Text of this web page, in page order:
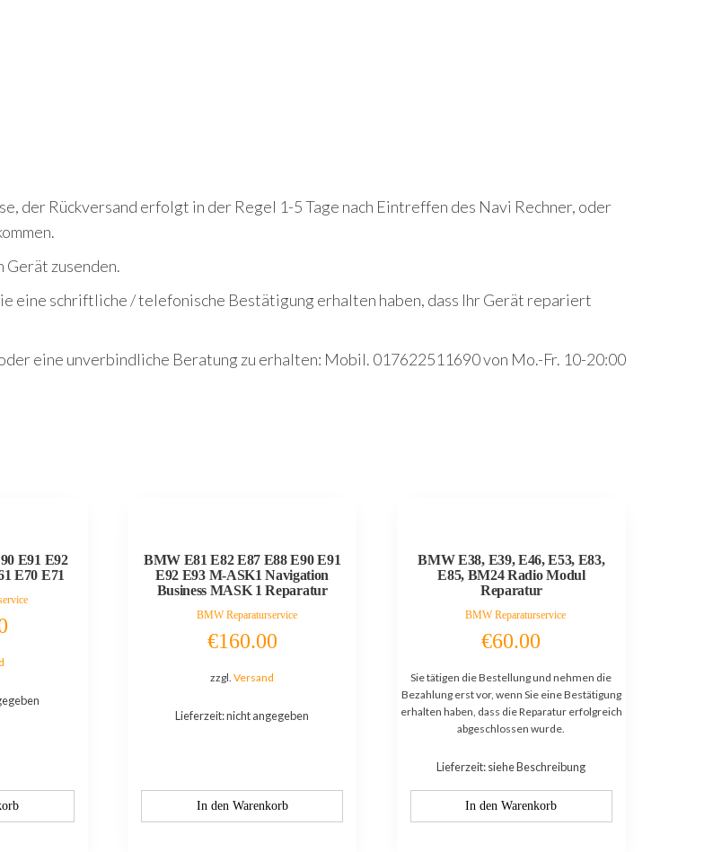
der Rückversand erfolgt in der Regel 1-5 Tage nach Eintreffen des Navi Rechner, oder
Gerät zusenden.
eine schriftliche / telefonische Bestätigung erhalten haben, dass Ihr Gerät repariert
eine unverbindliche Beratung zu erhalten: Mobil. 017622511690 von Mo.-Fr. 10-20:00
E91 E92
E70 E71
BMW E81 E82 E87 E88 E90 E91
E92 E93 M-ASK1 Navigation
Business MASK 1 Reparatur
BMW Reparaturservice
€160.00
zzgl.Versand
Lieferzeit: nicht angegeben
In den Warenkorb
BMW E38, E39, E46, E53, E83,
E85, BM24 Radio Modul
Reparatur
BMW Reparaturservice
€60.00
Sie tätigen die Bestellung und nehmen die
Bezahlung erst vor, wenn Sie eine Bestätigung
erhalten haben, dass die Reparatur erfolgreich
abgeschlossen wurde.
Lieferzeit: siehe Beschreibung
In den Warenkorb